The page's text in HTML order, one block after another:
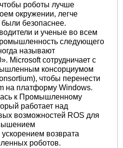
чтобы роботы лучше
окружении, легче
безопаснее.
и ученые во всем
следующего
называют
Microsoft сотрудничает с
консорциумом
чтобы перенести
на платформу Windows.
к Промышленному
работает над
возможностей ROS для
возврата
роботов.